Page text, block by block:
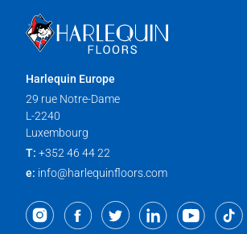
Harlequin Europe
29 rue Notre-Dame
L-2240
Luxembourg
T: +352 46 44 22
e: info@harlequinfloors.com